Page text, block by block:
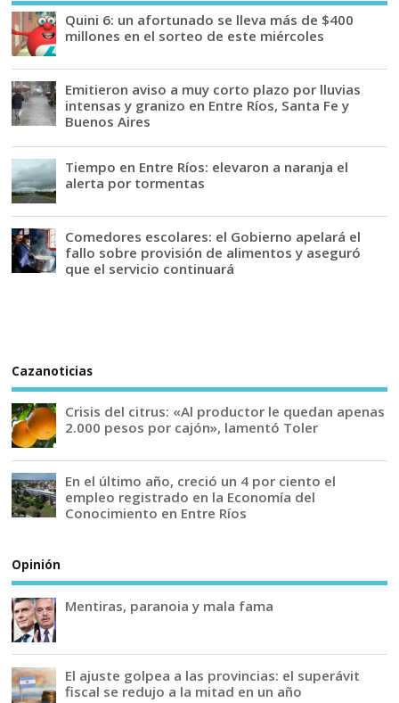
Quini 6: un afortunado se lleva más de $400
millones en el sorteo de este miércoles
Emitieron aviso a muy corto plazo por lluvias
intensas y granizo en Entre Ríos, Santa Fe y
Buenos Aires
Tiempo en Entre Ríos: elevaron a naranja el
alerta por tormentas
Comedores escolares: el Gobierno apelará el
fallo sobre provisión de alimentos y aseguró
que el servicio continuará
Cazanoticias
Crisis del citrus: «Al productor le quedan apenas
2.000 pesos por cajón», lamentó Toler
En el último año, creció un 4 por ciento el
empleo registrado en la Economía del
Conocimiento en Entre Ríos
Opinión
Mentiras, paranoia y mala fama
El ajuste golpea a las provincias: el superávit
fiscal se redujo a la mitad en un año